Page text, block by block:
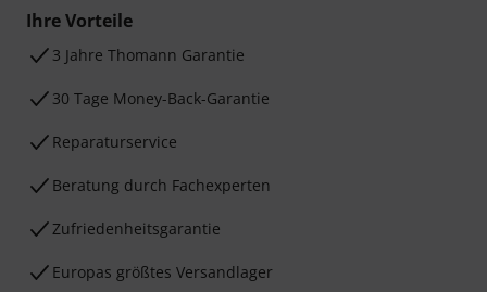
Ihre Vorteile
3 Jahre Thomann Garantie
30 Tage Money-Back-Garantie
Reparaturservice
Beratung durch Fachexperten
Zufriedenheitsgarantie
Europas größtes Versandlager